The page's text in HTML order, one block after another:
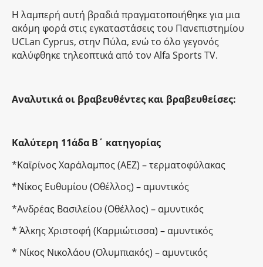
Η λαμπερή αυτή βραδιά πραγματοποιήθηκε για μια
ακόμη φορά στις εγκαταστάσεις του Πανεπιστημίου
UCLan Cyprus, στην Πύλα, ενώ το όλο γεγονός
καλύφθηκε τηλεοπτικά από τον Alfa Sports TV.
Αναλυτικά οι βραβευθέντες και βραβευθείσες:
Καλύτερη 11άδα Β΄ κατηγορίας
*Καϊρίνος Χαράλαμπος (ΑΕΖ) – τερματοφύλακας
*Νίκος Ευθυμίου (Οθέλλος) – αμυντικός
*Ανδρέας Βασιλείου (Οθέλλος) – αμυντικός
* Άλκης Χριστοφή (Καρμιώτισσα) – αμυντικός
* Νίκος Νικολάου (Ολυμπιακός) – αμυντικός